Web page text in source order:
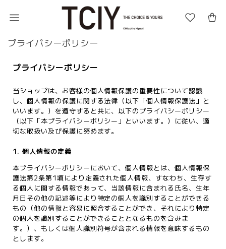
プライバシーポリシー
プライバシーポリシー
当ショップは、お客様の個人情報保護の重要性について認識
し、個人情報の保護に関する法律（以下「個人情報保護法」と
いいます。）を遵守すると共に、以下のプライバシーポリシー
（以下「本プライバシーポリシー」といいます。）に従い、適
切な取扱い及び保護に努めます。
1. 個人情報の定義
本プライバシーポリシーにおいて、個人情報とは、個人情報保
護法第2条第1項により定義された個人情報、すなわち、生存す
る個人に関する情報であって、当該情報に含まれる氏名、生年
月日その他の記述等により特定の個人を識別することができる
もの（他の情報と容易に照合することができ、それにより特定
の個人を識別することができることとなるものを含みま
す。）、もしくは個人識別符号が含まれる情報を意味するもの
とします。